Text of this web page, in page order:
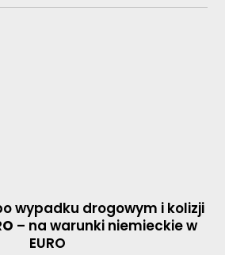
wypadku drogowym i kolizji
– na warunki niemieckie w
EURO